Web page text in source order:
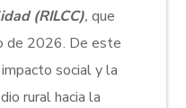
(RILCC), que
de 2026. De este
social y la
rural hacia la